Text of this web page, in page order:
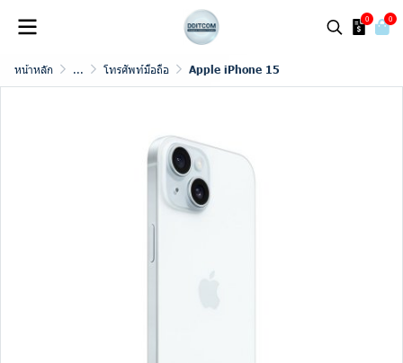
0 0
หน้าหลัก ... โทรศัพท์มือถือ Apple iPhone 15